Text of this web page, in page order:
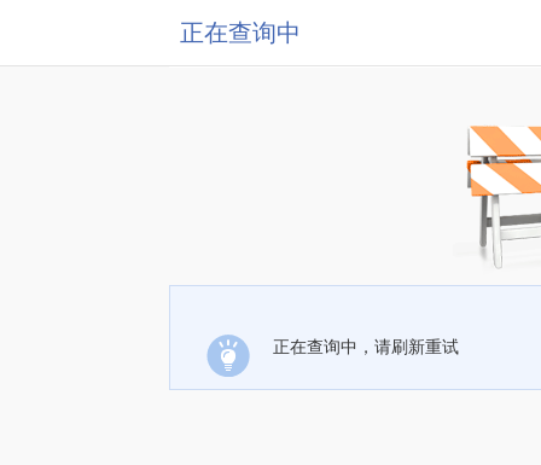
正在查询中
正在查询中，请刷新重试